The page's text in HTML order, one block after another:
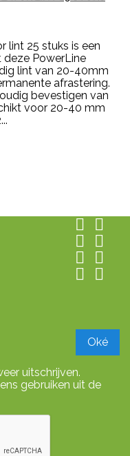
lint 25 stuks is een
deze PowerLine
lint van 20-40mm
afrastering.
bevestigen van
voor 20-40 mm
 
 
 
 
uitschrijven.
gebruiken uit de